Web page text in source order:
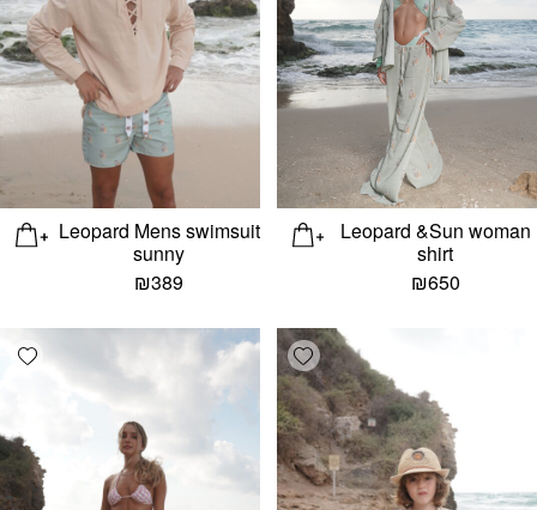
Leopard &Sun woman
shirt
₪650
Leopard Mens swimsuit
sunny
₪389
Add wishlist